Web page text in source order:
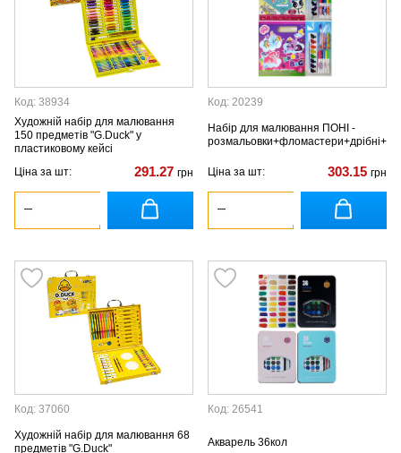
Код: 38934
Художній набір для малювання
150 предметів "G.Duck" у
пластиковому кейсі
Ціна за шт:
291.27 грн
Код: 20239
Набір для малювання ПОНІ -
Ціна за шт: 303.15 грн
Код: 37060
Художній набір для малювання 68
предметів "G.Duck"
Код: 26541
Акварель 36кол